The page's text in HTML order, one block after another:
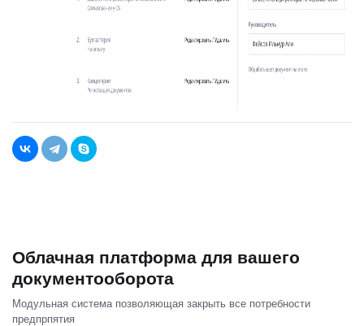
Облачная платформа для вашего
документооборота
Модульная система позволяющая закрыть все потребности
предпрпятия